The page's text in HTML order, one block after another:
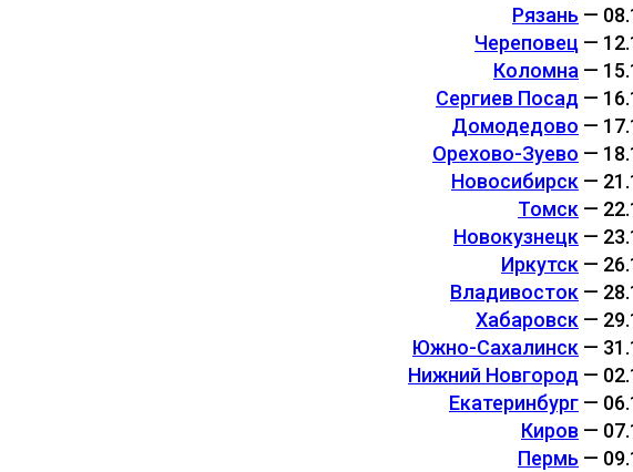
Рязань —
Череповец —
Коломна —
Сергиев Посад —
Домодедово —
Орехово-Зуево —
Новосибирск —
Томск —
Новокузнецк —
Иркутск —
Владивосток —
Хабаровск —
Южно-Сахалинск —
Нижний Новгород —
Екатеринбург —
Киров —
Пермь —